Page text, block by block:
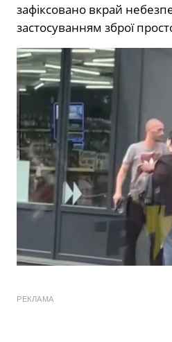
зафіксовано вкрай
застосуванням зброї
РЕКЛАМА